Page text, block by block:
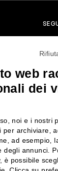
vendita
Chi
web
dei
noi e i nostri
per archiviare,
ad esempio,
degli annunci.
è possibile